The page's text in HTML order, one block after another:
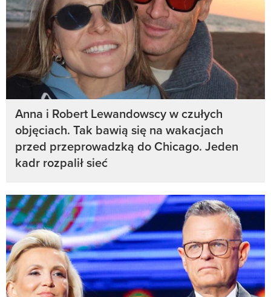
Anna i Robert Lewandowscy w czułych
objęciach. Tak bawią się na wakacjach
przed przeprowadzką do Chicago. Jeden
kadr rozpalił sieć